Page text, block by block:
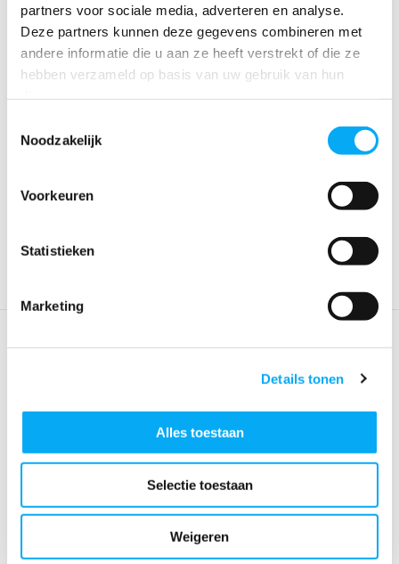
partners voor sociale media, adverteren en analyse.
Deze partners kunnen deze gegevens combineren met
andere informatie die u aan ze heeft verstrekt of die ze
hebben verzameld op basis van uw gebruik van hun
Noodzakelijk
Voorkeuren
Statistieken
Marketing
Details tonen
Alles toestaan
Selectie toestaan
Weigeren
Klik voor voorraad info
Roeiboten
Boottotaal heeft een ruim assortiment aan roeiboten
een stootje. We leveren de roeiboten van diverse
roeiboten worden uit voorraad geleverd en worden gratis bij
Roeiboot Bic Sportyak
staan bekend om hun uitstekende